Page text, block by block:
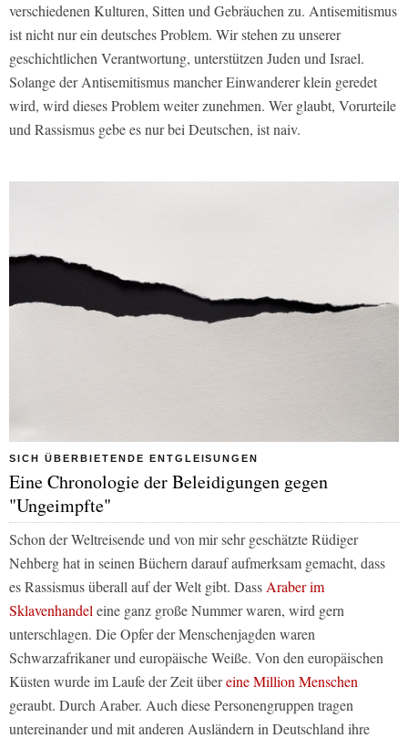
verschiedenen Kulturen, Sitten und Gebräuchen zu. Antisemitismus
ist nicht nur ein deutsches Problem. Wir stehen zu unserer
geschichtlichen Verantwortung, unterstützen Juden und Israel.
Solange der Antisemitismus mancher Einwanderer klein geredet
wird, wird dieses Problem weiter zunehmen. Wer glaubt, Vorurteile
und Rassismus gebe es nur bei Deutschen, ist naiv.
SICH ÜBERBIETENDE ENTGLEISUNGEN
Eine Chronologie der Beleidigungen gegen
"Ungeimpfte"
Schon der Weltreisende und von mir sehr geschätzte Rüdiger
Nehberg hat in seinen Büchern darauf aufmerksam gemacht, dass
es Rassismus überall auf der Welt gibt. Dass Araber im
Sklavenhandel eine ganz große Nummer waren, wird gern
unterschlagen. Die Opfer der Menschenjagden waren
Schwarzafrikaner und europäische Weiße. Von den europäischen
Küsten wurde im Laufe der Zeit übereine Million Menschen
geraubt. Durch Araber. Auch diese Personengruppen tragen
untereinander und mit anderen Ausländern in Deutschland ihre